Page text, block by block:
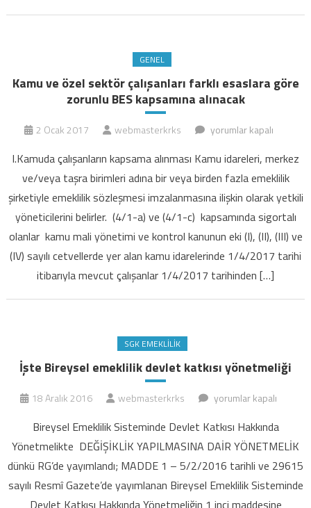
GENEL
Kamu ve özel sektör çalışanları farklı esaslara göre
zorunlu BES kapsamına alınacak
2 Ocak 2017 webmasterkrks
Kamu
özel
sektör
çalışanları
farklı
esaslara
göre
kapsamına
yorumlar kapalı
I.Kamuda çalışanların kapsama alınması Kamu idareleri, merkez
ve/veya taşra birimleri adına bir veya birden fazla emeklilik
şirketiyle emeklilik sözleşmesi imzalanmasına ilişkin olarak yetkili
yöneticilerini belirler. (4/1-a) ve (4/1-c) kapsamında sigortalı
olanlar kamu mali yönetimi ve kontrol kanunun eki (I), (II), (III) ve
(IV) sayılı cetvellerde yer alan kamu idarelerinde 1/4/2017 tarihi
itibarıyla mevcut çalışanlar 1/4/2017 tarihinden […]
SGK EMEKLILIK
İşte Bireysel emeklilik devlet katkısı yönetmeliği
18 Aralık 2016 webmasterkrks
İşte
emeklilik
devlet
katkısı
yönetmeliği
için
yorumlar kapalı
Bireysel Emeklilik Sisteminde Devlet Katkısı Hakkında
Yönetmelikte DEĞİŞİKLİK YAPILMASINA DAİR YÖNETMELİK
dünkü RG’de yayımlandı; MADDE 1 – 5/2/2016 tarihli ve 29615
sayılı Resmî Gazete’de yayımlanan Bireysel Emeklilik Sisteminde
Devlet Katkısı Hakkında Yönetmeliğin 1 inci maddesine